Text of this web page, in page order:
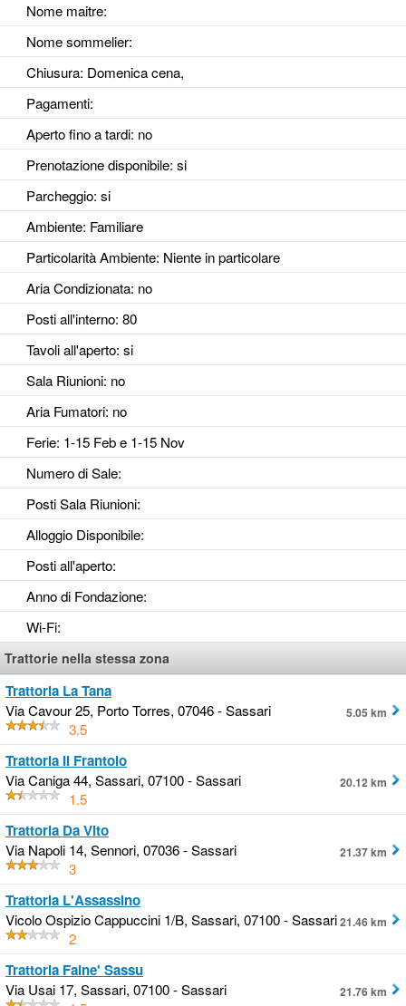
Nome maitre:
Nome sommelier:
Chiusura: Domenica cena,
Pagamenti:
Aperto fino a tardi: no
Prenotazione disponibile: si
Parcheggio: si
Ambiente: Familiare
Particolarità Ambiente: Niente in particolare
Aria Condizionata: no
Posti all'interno: 80
Tavoli all'aperto: si
Sala Riunioni: no
Aria Fumatori: no
Ferie: 1-15 Feb e 1-15 Nov
Numero di Sale:
Posti Sala Riunioni:
Alloggio Disponibile:
Posti all'aperto:
Anno di Fondazione:
Wi-Fi:
Trattorie nella stessa zona
Trattoria La Tana
Via Cavour 25, Porto Torres, 07046 - Sassari
3.5
5.05 km
Trattoria Il Frantoio
Via Caniga 44, Sassari, 07100 - Sassari
1.5
20.12 km
Trattoria Da Vito
Via Napoli 14, Sennori, 07036 - Sassari
3
21.37 km
Trattoria L'Assassino
Vicolo Ospizio Cappuccini 1/B, Sassari, 07100 - Sassari
2
21.46 km
Trattoria Faine' Sassu
Via Usai 17, Sassari, 07100 - Sassari
21.76 km